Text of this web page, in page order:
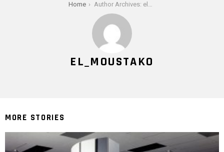
Home Author Archives: el_moustako
EL_MOUSTAKO
MORE STORIES